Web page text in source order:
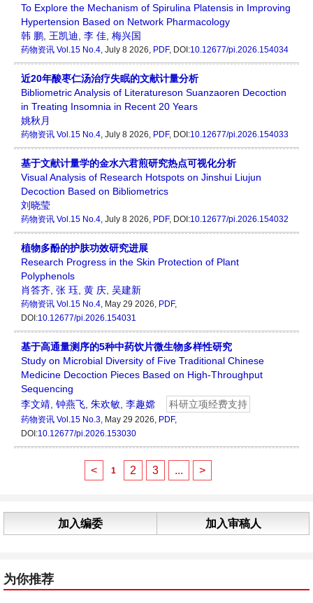
To Explore the Mechanism of Spirulina Platensis in Improving
Hypertension Based on Network Pharmacology
韩 鹏 王凯迪 李 佳 梅兴国
药物资讯 Vol.15 No.4, July 8 2026, PDF, DOI:10.12677/pi.2026.154034
近20年酸枣仁汤治疗失眠的文献计量分析
Bibliometric Analysis of Literatureson Suanzaoren Decoction
in Treating Insomnia in Recent 20 Years
姚秋月
药物资讯 Vol.15 No.4, July 8 2026, PDF, DOI:10.12677/pi.2026.154033
基于文献计量学的金水六君煎研究热点可视化分析
Visual Analysis of Research Hotspots on Jinshui Liujun
Decoction Based on Bibliometrics
刘晓莹
药物资讯 Vol.15 No.4, July 8 2026, PDF, DOI:10.12677/pi.2026.154032
植物多酚的护肤功效研究进展
Research Progress in the Skin Protection of Plant
Polyphenols
肖答齐 张 珏 黄 庆 吴建新
药物资讯 Vol.15 No.4, May 29 2026, PDF,
DOI:10.12677/pi.2026.154031
基于高通量测序的5种中药饮片微生物多样性研究
Study on Microbial Diversity of Five Traditional Chinese
Medicine Decoction Pieces Based on High-Throughput
Sequencing
李文靖 钟燕飞 朱欢敏 李趣嫦 科研立项经费支持
药物资讯 Vol.15 No.3, May 29 2026, PDF,
DOI:10.12677/pi.2026.153030
< 1 2 3 ... >
加入编委 加入审稿人
为你推荐